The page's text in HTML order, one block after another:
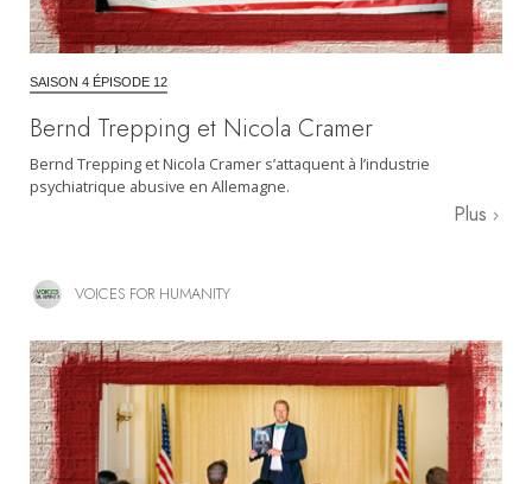
SAISON 4 ÉPISODE 12
Bernd Trepping et Nicola Cramer
Bernd Trepping et Nicola Cramer s’attaquent à l’industrie
psychiatrique abusive en Allemagne.
Plus
VOICES FOR HUMANITY